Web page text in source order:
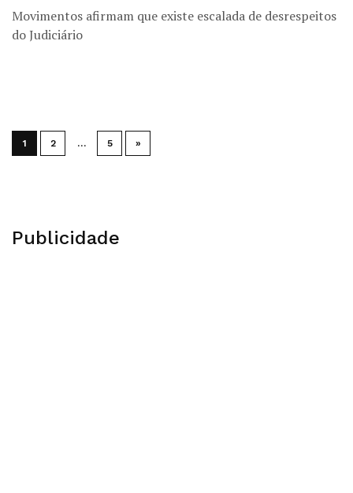
Movimentos afirmam que existe escalada de desrespeitos
do Judiciário
1 2 … 5 »
Publicidade